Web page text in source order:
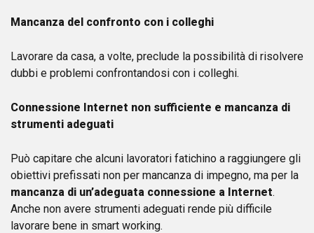
Mancanza del confronto con i colleghi
Lavorare da casa, a volte, preclude la possibilità di risolvere
dubbi e problemi confrontandosi con i colleghi.
Connessione Internet non sufficiente e mancanza di
strumenti adeguati
Può capitare che alcuni lavoratori fatichino a raggiungere gli
obiettivi prefissati non per mancanza di impegno, ma per la
mancanza di un’adeguata connessione a Internet.
Anche non avere strumenti adeguati rende più difficile
lavorare bene in smart working.